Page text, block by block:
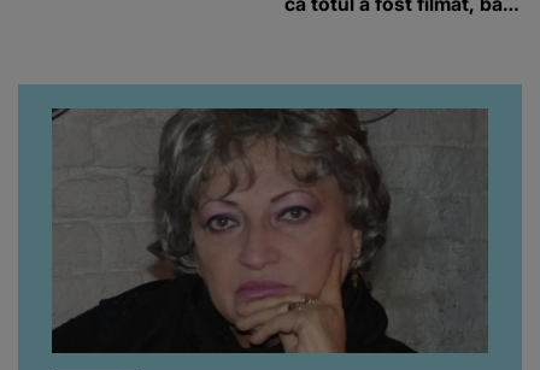
da, frumoasa iubită a lui
Florin Ristei e...